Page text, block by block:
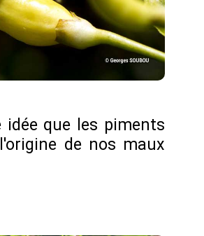
idée que les piments
de nos maux